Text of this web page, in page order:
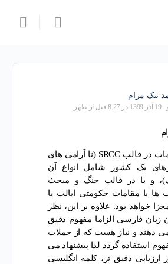
نیک مرام
19 آذر 1399 در 8:27 قبل از ظهر
مفهوم این کلمات در قالب SRCC (نا آرامی های
یک کشور شامل انواع آن
و یا در قالب جنگ و مبحث
ها یا مقامات حکومتی ایالت یا
خواهد بود. علاوه بر این، نظر
زبان فارسی الزاما مفهوم دقیق
دهند و نیاز هست که از جملات
استفاده گردد لذا پیشنهاد می
دقیق تر، کلمه انگلیسی